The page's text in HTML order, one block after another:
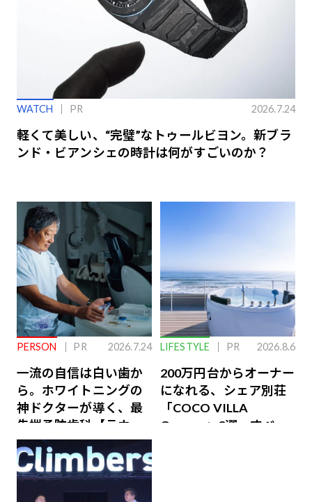
WATCH PR 2026.7.24
軽くて美しい、“完璧”なトゥールビヨン。新ブラ
ンド・ビアンシェの時計は何がすごいのか？
PERSON PR 2026.7.24
一流の自信は白い歯か
ら。ホワイトニングの
神ドクターが導く、最
先端予防歯科【ラウン
ジ会員特典あり】
LIFESTYLE PR 2026.8.6
200万円台からオーナー
になれる、シェア別荘
「COCO VILLA
Owners」3選。すべて